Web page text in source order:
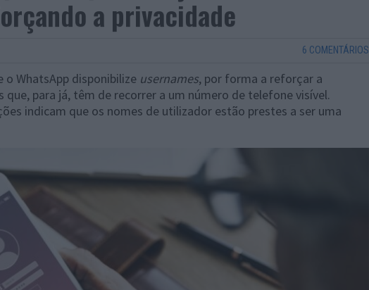
a privacidade
6 COMENTÁRIOS
o WhatsApp disponibilize usernames, por forma a reforçar a
para já, têm de recorrer a um número de telefone visível.
indicam que os nomes de utilizador estão prestes a ser uma